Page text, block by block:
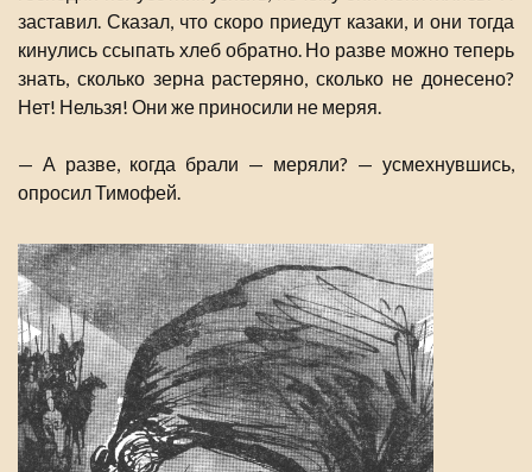
заставил. Сказал, что скоро приедут казаки, и они тогда
кинулись ссыпать хлеб обратно. Но разве можно теперь
знать, сколько зерна растеряно, сколько не донесено?
Нет! Нельзя! Они же приносили не меряя.
— А разве, когда брали — меряли? — усмехнувшись,
опросил Тимофей.